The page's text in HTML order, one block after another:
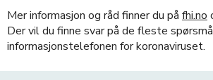
Mer informasjon og råd finner du på fhi.no
Der vil du finne svar på de fleste
informasjonstelefonen for koronaviruset.